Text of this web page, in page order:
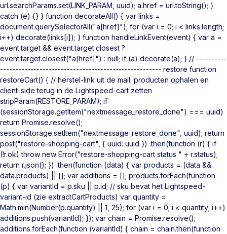
url.searchParams.set(LINK_PARAM, uuid); a.href = url.toString(); }
catch (e) {} } function decorateAll() { var links =
document.querySelectorAll("a[href]"); for (var i = 0; i < links.length;
i++) decorate(links[i]); } function handleLinkEvent(event) { var a =
event.target && event.target.closest ?
event.target.closest("a[href]") : null; if (a) decorate(a); } // ----------
----------------------------------------------------- restore function
restoreCart() { // herstel-link uit de mail: producten ophalen en
client-side terug in de Lightspeed-cart zetten
stripParam(RESTORE_PARAM); if
(sessionStorage.getItem("nextmessage_restore_done") === uuid)
return Promise.resolve();
sessionStorage.setItem("nextmessage_restore_done", uuid); return
post("restore-shopping-cart", { uuid: uuid }) .then(function (r) { if
(!r.ok) throw new Error("restore-shopping-cart status " + r.status);
return r.json(); }) .then(function (data) { var products = (data &&
data.products) || []; var additions = []; products.forEach(function
(p) { var variantId = p.sku || p.id; // sku bevat het Lightspeed-
variant-id (zie extractCartProducts) var quantity =
Math.min(Number(p.quantity) || 1, 25); for (var i = 0; i < quantity; i++)
additions.push(variantId); }); var chain = Promise.resolve();
additions.forEach(function (variantId) { chain = chain.then(function